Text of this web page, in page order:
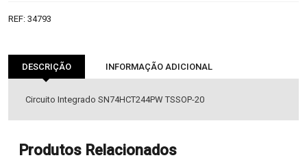
REF: 34793
DESCRIÇÃO INFORMAÇÃO ADICIONAL
Circuito Integrado SN74HCT244PW TSSOP-20
Produtos Relacionados